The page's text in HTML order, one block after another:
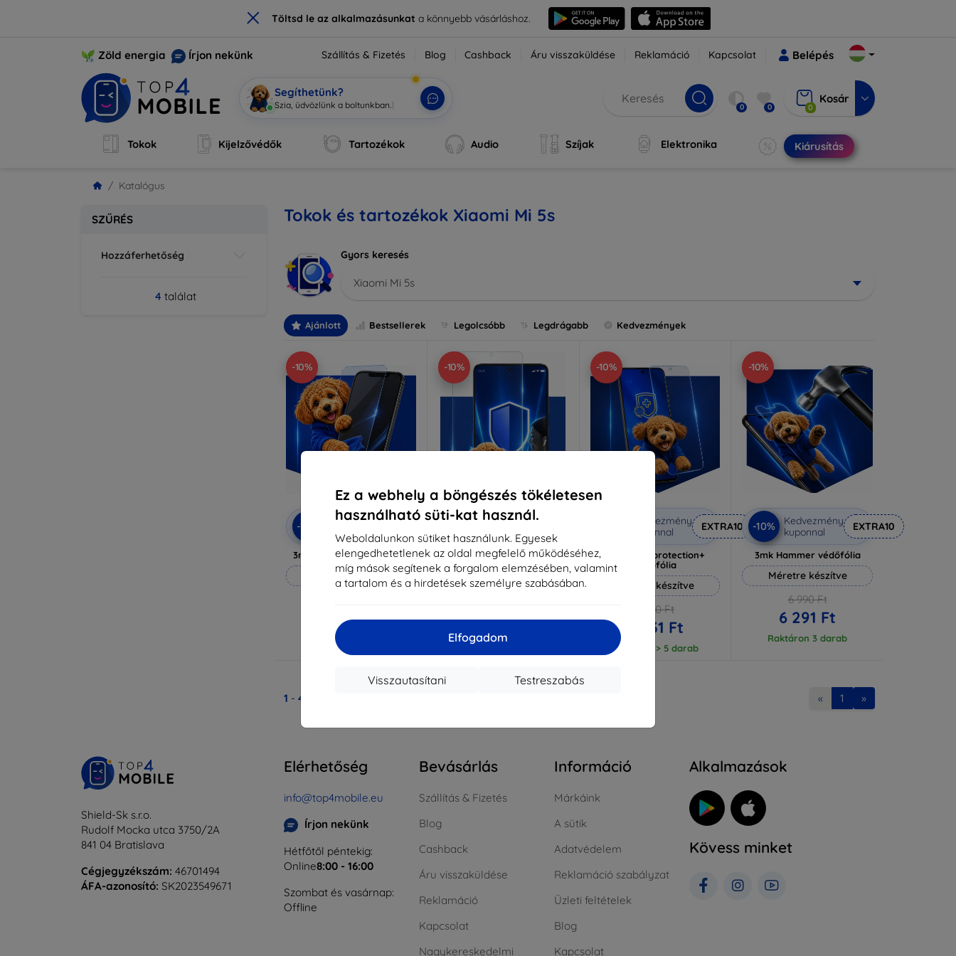
× Töltsd le az alkalmazásunkata könnyebb vásárláshoz.
Ez a webhely a böngészés tökéletesen
használható süti-kat használ.
Weboldalunkon sütiket használunk. Egyesek
elengedhetetlenek az oldal megfelelő működéséhez,
míg mások segítenek a forgalom elemzésében, valamint
a tartalom és a hirdetések személyre szabásában.
Elfogadom
Testreszabás
Visszautasítani
Zöld energia Írjon nekünk Szállítás & Fizetés Blog Cashback Áru visszaküldése Reklamáció Kapcsolat Belépés
Segíthetünk?
Szia, üdvözlünk| 0 0 0
Kosár
Tokok Kijelzővédők Tartozékok Audio Szíjak Elektronika Kiárusítás
Katalógus
SZŰRÉS
Hozzáferhetőség
4 találat
Tokok és tartozékok Xiaomi Mi 5s
Gyors keresés
Xiaomi Mi 5s
Ajánlott Bestsellerek Legolcsóbb Legdrágabb Kedvezmények
-10%
-10%
Kedvezmény
kuponnal
3mk Anti-Shock védőüveg
Méretre készítve
5 301 Ft
Raktáron > 5 darab
-10%
Kedvezmény
kuponnal
3mk Pure Matt védőüveg
Méretre készítve
3 951 Ft
Raktáron > 5 darab
-10%
Kedvezmény
kuponnal
EXTRA10
3mk Silverprotection+
védőfólia
Méretre készítve
6 590 Ft
5 931 Ft
Raktáron > 5 darab
-10%
-10%
Kedvezmény
kuponnal
EXTRA10
3mk Hammer védőfólia
Méretre készítve
6 990 Ft
6 291 Ft
Raktáron 3 darab
1 - 4 « 1 »
Shield-Sk s.r.o.
Rudolf Mocka utca 3750/2A
841 04 Bratislava
Cégjegyzékszám: 46701494
ÁFA-azonosító: SK2023549671
Elérhetőség
info@top4mobile.eu
Írjon nekünk
Hétfőtől péntekig:
Online8:00 - 16:00
Szombat és vasárnap:
Offline
Bevásárlás
Szállítás & Fizetés
Blog
Cashback
Áru visszaküldése
Reklamáció
Kapcsolat
Nagykereskedelmi
Információ
Márkáink
A sütik
Adatvédelem
Reklamáció szabályzat
Üzleti feltételek
Blog
Kapcsolat
Alkalmazások
Kövess minket